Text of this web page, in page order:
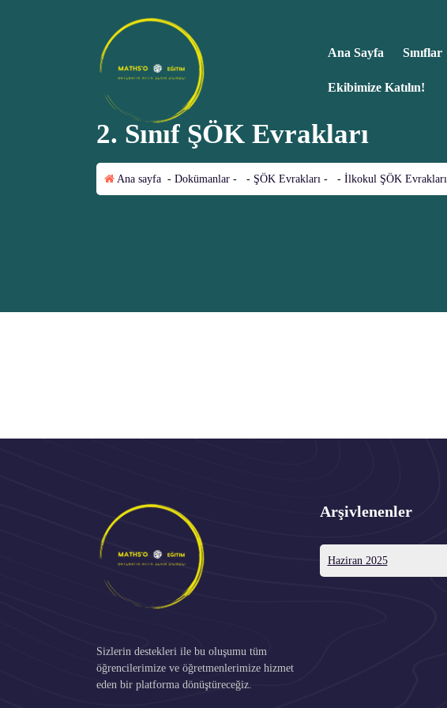
Matematik artık senin dilinde!
Ana Sayfa Sınıflar
Ekibimize Katılın!
2. Sınıf ŞÖK Evrakları
Ana sayfa - Dokümanlar - - ŞÖK Evrakları - - İlkokul ŞÖK Evrakları
Sizlerin destekleri ile bu oluşumu tüm
öğrencilerimize ve öğretmenlerimize hizmet
eden bir platforma dönüştüreceğiz.
Arşivlenenler
Haziran 2025